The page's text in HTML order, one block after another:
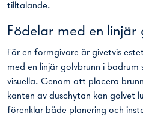
tilltalande.
Födelar med en linjär
För en formgivare är givetvis
med en linjär golvbrunn i
visuella. Genom att placera
kanten av duschytan kan golvet
förenklar både planering och